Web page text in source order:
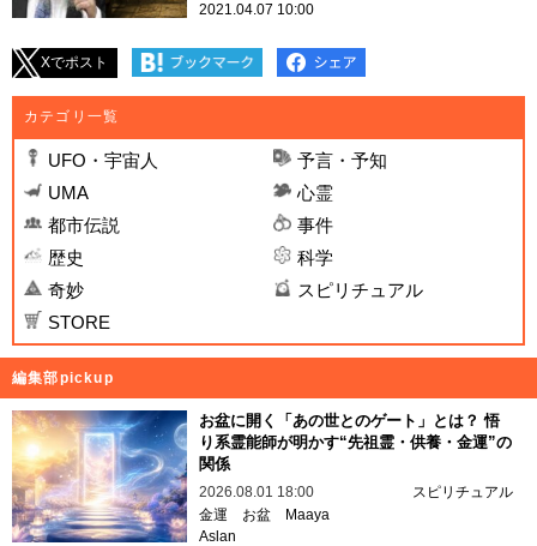
2021.04.07 10:00
Xでポスト
カテゴリ一覧
UFO・宇宙人
予言・予知
UMA
心霊
都市伝説
事件
歴史
科学
奇妙
スピリチュアル
STORE
編集部pickup
お盆に開く「あの世とのゲート」とは？ 悟
り系霊能師が明かす“先祖霊・供養・金運”の
関係
2026.08.01 18:00
スピリチュアル
金運
お盆
Maaya
Aslan